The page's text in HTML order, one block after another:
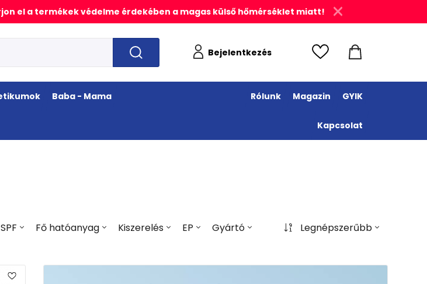
el a termékek védelme érdekében a magas külső hőmérséklet miatt!
Bejelentkezés
Baba - Mama Rólunk Magazin GYIK
Kapcsolat
SPF Fő hatóanyag Kiszerelés EP Gyártó Legnépszerűbb